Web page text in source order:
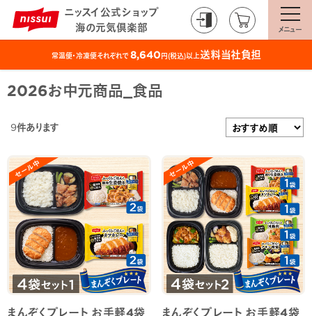
ニッスイ公式ショップ
海の元気倶楽部
メニュー
常温便・冷凍便それぞれで8,640円(税込)以上送料当社負担
2026お中元商品_食品
9件あります
まんぞくプレート お手軽4袋
まんぞくプレート お手軽4袋